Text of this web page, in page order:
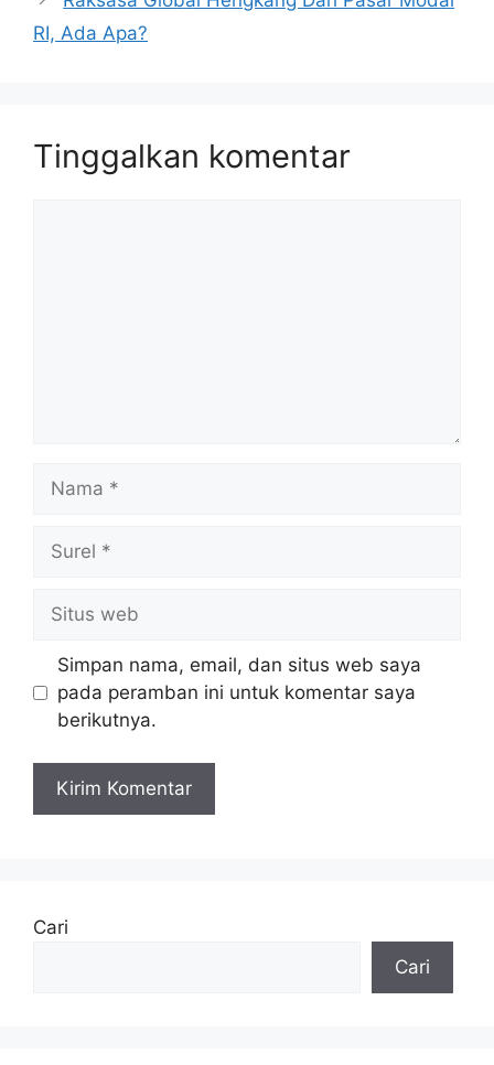
RI, Ada Apa?
Tinggalkan komentar
Nama
Surel
Situs
web
Simpan nama, email, dan situs web saya
pada peramban ini untuk komentar saya
berikutnya.
Cari
Cari